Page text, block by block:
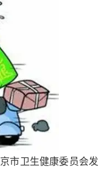
市卫生健康委员会发